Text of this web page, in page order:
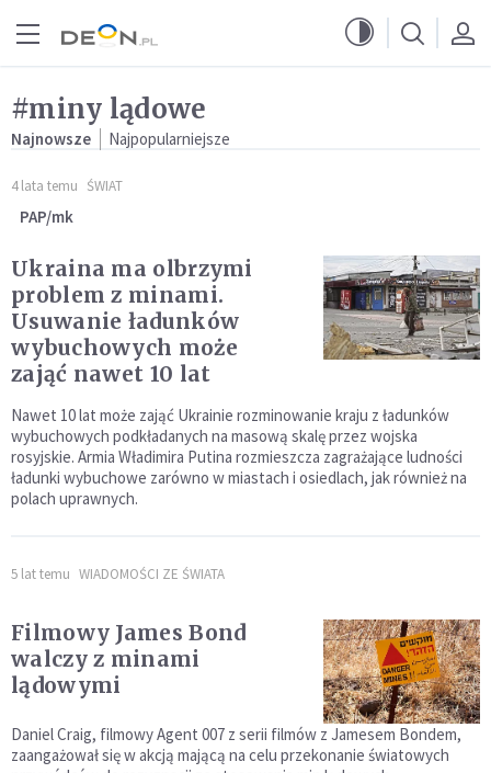
#miny lądowe
Najnowsze Najpopularniejsze
4 lata temu ŚWIAT
PAP/mk
Ukraina ma olbrzymi
problem z minami.
Usuwanie ładunków
wybuchowych może
zająć nawet 10 lat
Nawet 10 lat może zająć Ukrainie rozminowanie kraju z ładunków
wybuchowych podkładanych na masową skalę przez wojska
rosyjskie. Armia Władimira Putina rozmieszcza zagrażające ludności
ładunki wybuchowe zarówno w miastach i osiedlach, jak również na
polach uprawnych.
5 lat temu WIADOMOŚCI ZE ŚWIATA
Filmowy James Bond
walczy z minami
lądowymi
Daniel Craig, filmowy Agent 007 z serii filmów z Jamesem Bondem,
zaangażował się w akcją mającą na celu przekonanie światowych